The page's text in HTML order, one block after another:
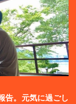
告。元気に過ごし